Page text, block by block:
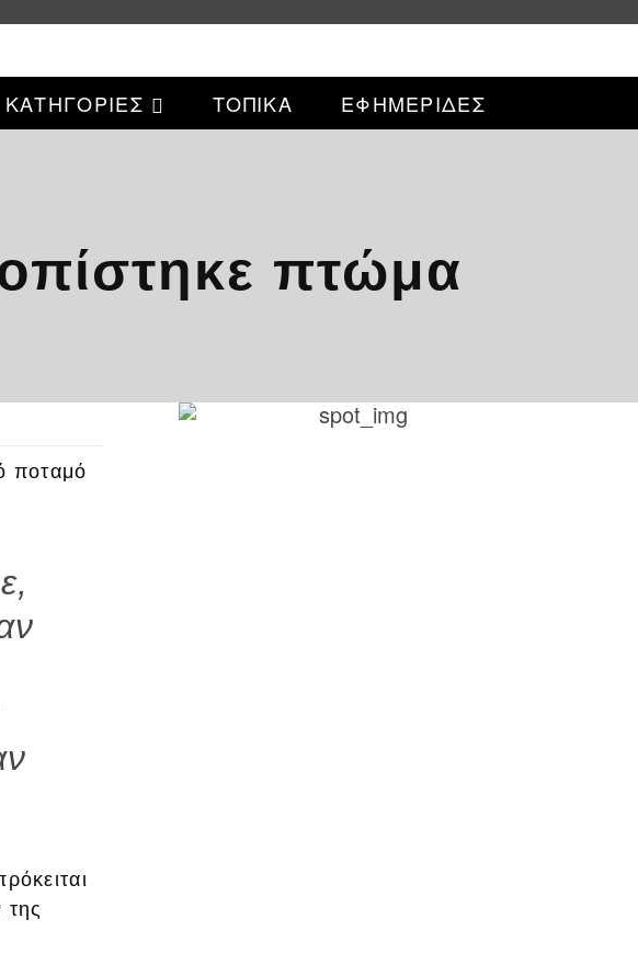
ΚΑΤΗΓΟΡΙΕΣ ΤΟΠΙΚΑ ΕΦΗΜΕΡΙΔΕΣ
πτώμα
ποταμό
της